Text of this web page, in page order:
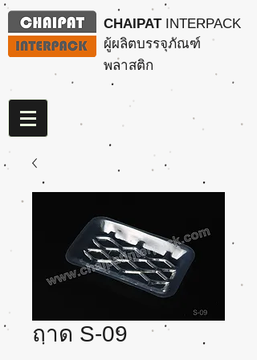
CHAIPATINTERPACK
ผู้ผลิตบรรจุภัณฑ์
พลาสติก
ถาด S-09